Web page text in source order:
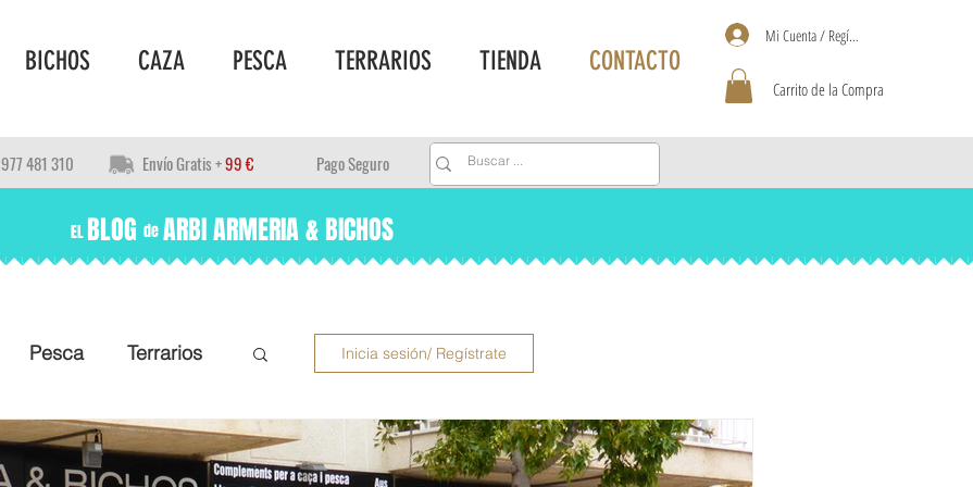
BICHOS CAZA PESCA TERRARIOS TIENDA CONTACTO
Mi Cuenta / Regístrate
Carrito de la Compra
977 481 310 Envío Gratis +99 € Pago Seguro
BLOG ARBI ARMERIA & BICHOS
EL de
Pesca Terrarios Inicia sesión/ Regístrate